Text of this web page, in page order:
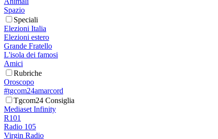
Spazio
Speciali
Elezioni Italia
Elezioni estero
Grande Fratello
L'isola dei famosi
Amici
Rubriche
Oroscopo
#tgcom24amarcord
Tgcom24 Consiglia
Mediaset Infinity
R101
Radio 105
Virgin Radio